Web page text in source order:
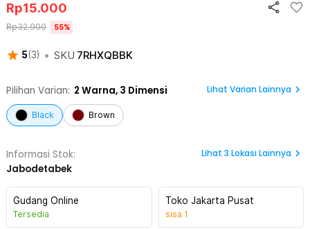
5(3) • SKU 7RHXQBBK
Rp15.000
Rp32.900 55%
Pilihan Varian: 2 Warna, 3 Dimensi Lihat Varian Lainnya
Black Brown
Informasi Stok:
Jabodetabek
Lihat 3 Lokasi Lainnya
Gudang Online
Tersedia
Toko Jakarta Pusat
sisa 1